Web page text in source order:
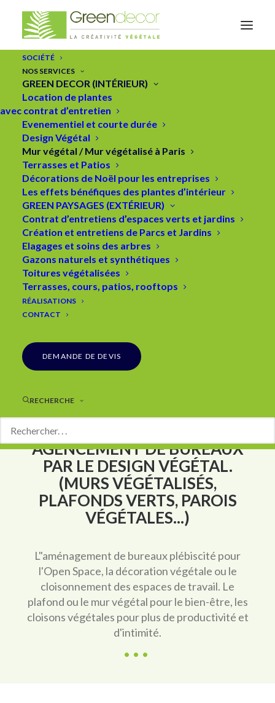
SOCIÉTÉ
NOS SERVICES
GREEN DECOR (INTÉRIEUR)
Location de plantes
avec contrat d’entretien
Evenementiel et courte durée
Design Végétal
Mur végétal / Mur végétalisé à Paris
Terrasses et Patios
Décorations de Noël pour les entreprises
Les effets bénéfiques des plantes d’intérieur
GREEN PAYSAGES (EXTÉRIEUR)
Contrat d’entretiens d’espaces verts et jardins
Création et entretiens de Parcs et Jardins
Elagages et soins des arbres
Gazons naturels et synthétiques
Toitures végétalisées
Terrasses, cours, patios, rooftops
RÉALISATIONS
CONTACT
DEMANDE DE DEVIS
RECHERCHE
Aménagement de bureaux par
le mur végétal composé de
plantes naturelles, stabilisées
ou artificielles.
AGENCEMENT DE BUREAUX
PAR LE DESIGN VÉGÉTAL.
(MURS VÉGÉTALISÉS,
PLAFONDS VERTS, PAROIS
VÉGÉTALES...)
L"aménagement de bureaux plébiscité pour
l'Open Space, la décoration végétale ou le
cloisonnement des espaces de travail. Le
plafond ou le mur végétal pour le bien-être, les
cloisons végétales pour plus de productivité et
d'intimité.